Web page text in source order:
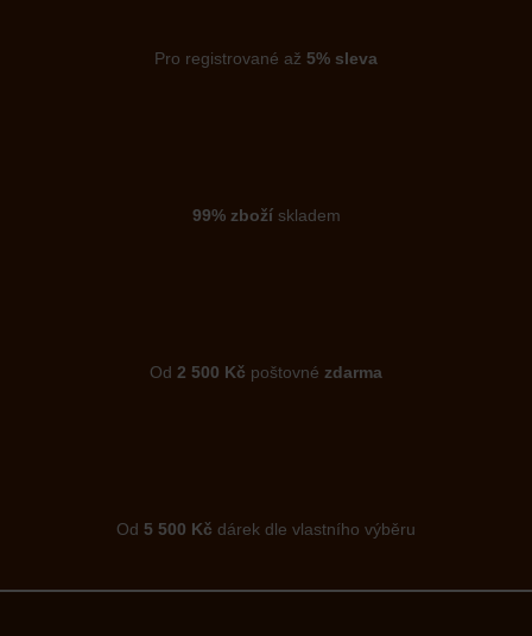
Pro registrované až 5% sleva
99% zbožískladem
Od 2 500 Kč poštovné zdarma
Od 5 500 Kč dárek dle vlastního výběru